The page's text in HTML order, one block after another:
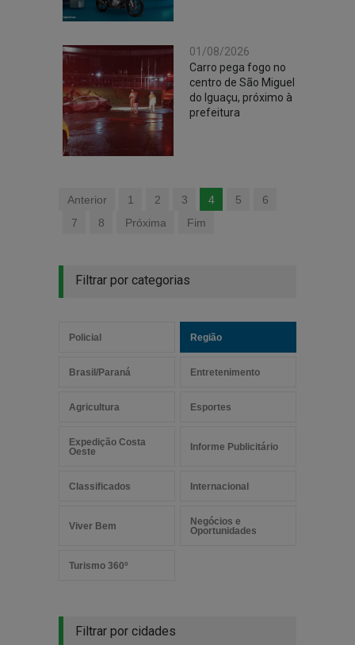
01/08/2026
Carro pega fogo no
centro de São Miguel
do Iguaçu, próximo à
prefeitura
Anterior 1 2 3 4 5
6
7
8 Próxima Fim
Filtrar por categorias
Policial Região
Brasil/Paraná Entretenimento
Agricultura Esportes
Expedição Costa
Oeste
Informe Publicitário
Classificados Internacional
Viver Bem
Negócios e
Oportunidades
Turismo 360º
Filtrar por cidades